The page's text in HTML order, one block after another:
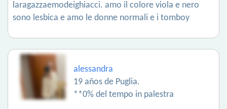
laragazzaemodeighiacci. amo il colore viola e nero
sono lesbica e amo le donne normali e i tomboy
alessandra
19 años de Puglia.
**0% del tempo in palestra